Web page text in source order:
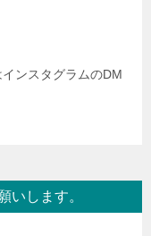
ンスタグラムのDM
いします。